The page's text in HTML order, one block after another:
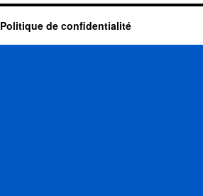
Politique de confidentialité